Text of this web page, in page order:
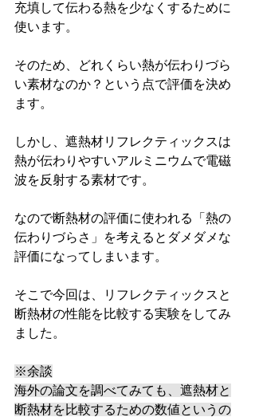
充填して伝わる熱を少なくするために
使います。
そのため、どれくらい熱が伝わりづら
い素材なのか？という点で評価を決め
ます。
しかし、遮熱材リフレクティックスは
熱が伝わりやすいアルミニウムで電磁
波を反射する素材です。
なので断熱材の評価に使われる「熱の
伝わりづらさ」を考えるとダメダメな
評価になってしまいます。
そこで今回は、リフレクティックスと
断熱材の性能を比較する実験をしてみ
ました。
※余談
海外の論文を調べてみても、遮熱材と
断熱材を比較するための数値というの